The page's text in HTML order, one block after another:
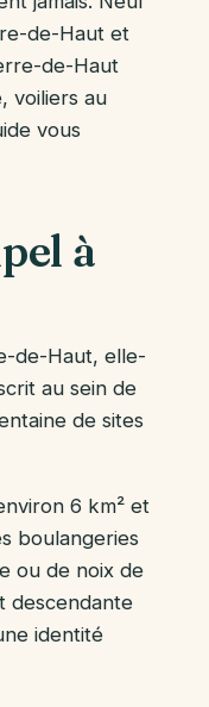
de-Haut et
de-Haut
voiliers au
vous
à
de-Haut, elle-
au sein de
de sites
6 km² et
boulangeries
ou de noix de
descendante
identité